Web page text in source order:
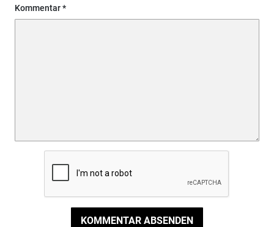
Kommentar
KOMMENTAR ABSENDEN